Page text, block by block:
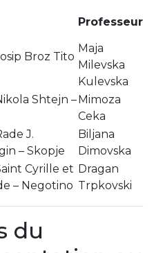
Professeur
Broz Tito
Maja
Milevska
Kulevska
Shtejn –Mimoza
Ceka
J.
– Skopje
Biljana
Dimovska
Cyrille et
– Negotino
Dragan
Trpkovski
du